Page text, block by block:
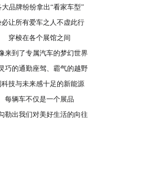
大品牌纷纷拿出“看家车型”
必让所有爱车之人不虚此行
穿梭在各个展馆之间
来到了专属汽车的梦幻世界
巧的通勤座驾、霸气的越野
科技与未来感十足的新能源
每辆车不仅是一个展品
勒出我们对美好生活的向往